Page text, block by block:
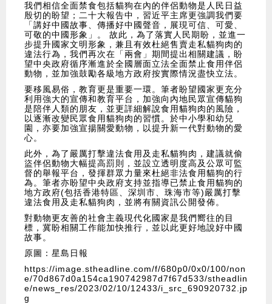
我們相信全面禁食包括貓狗在內的伴侶動物是人民日益
殷切的盼望；二十大報告中，習近平主席更強調我們要
「講好中國故事、傳播好中國聲音，展現可信、可愛、
可敬的中國形象」。 故此，為了落實人民期盼，並進一
步提升國家文明形象，兼且有效杜絕售賣走私貓狗肉的
違法行為，我們再次在「兩會」期間提出相關建議，盼
望中央政府循序漸進於全國層面立法全面禁止食用伴侶
動物，並加強鼓勵各級地方政府按實際情況盡快立法。
要移風易俗，教育更是重要一環。筆者盼望國家更充分
利用強大的宣傳和教育平台，加強向內地民眾宣傳貓狗
是陪伴人類的朋友，並更詳細解說食用貓狗肉的風險，
以逐漸改變民眾食用貓狗肉的習慣。於中小學和幼兒
園，亦要加強宣揚關愛動物，以提升新一代對動物的愛
心。
此外，為了嚴厲打擊違法食用及走私貓狗肉，建議就偷
盜伴侶動物大幅提高罰則，並設立透明度高及公眾可監
督的舉報平台，發揮群眾力量來杜絕非法食用貓狗的行
為。筆者亦盼望中央政府支持並指導已禁止食用貓狗的
地方政府(包括香港特區、深圳市、珠海市等)嚴厲打擊
違法食用及走私貓狗肉，並將有關資訊公開發佈。
對動物更友善的社會主義現代化國家是我們嚮往的目
標，冀盼相關工作能加快推行，並以此更好地說好中國
故事。
原圖：星島日報
https://image.stheadline.com/f/680p0/0x0/100/non
e/70d867d0a154ca190742987d7f67d533/stheadlin
e/news_res/2023/02/10/12433/i_src_690920732.jp
g